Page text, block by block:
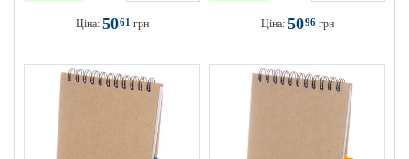
Ціна: 5061 грн Ціна: 5096грн